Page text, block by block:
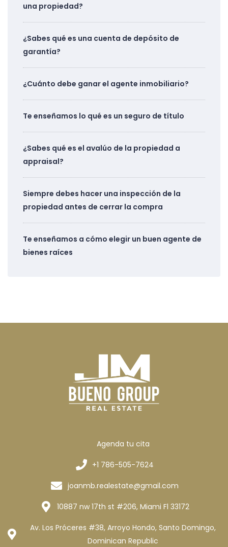
una propiedad?
¿Sabes qué es una cuenta de depósito de
garantía?
¿Cuánto debe ganar el agente inmobiliario?
Te enseñamos lo qué es un seguro de título
¿Sabes qué es el avalúo de la propiedad a
appraisal?
Siempre debes hacer una inspección de la
propiedad antes de cerrar la compra
Te enseñamos a cómo elegir un buen agente de
bienes raíces
Agenda tu cita
+1 786-505-7624
joanmb.realestate@gmail.com
10887 nw 17th st #206, Miami Fl 33172
Av. Los Próceres #38, Arroyo Hondo, Santo Domingo,
Dominican Republic